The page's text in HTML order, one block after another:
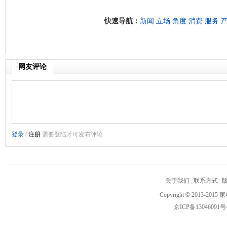
快速导航： 新闻 立场 角度 消费 服务
网友评论
关于我们 联系方式
Copyright © 2013-2015
京ICP备13046091号